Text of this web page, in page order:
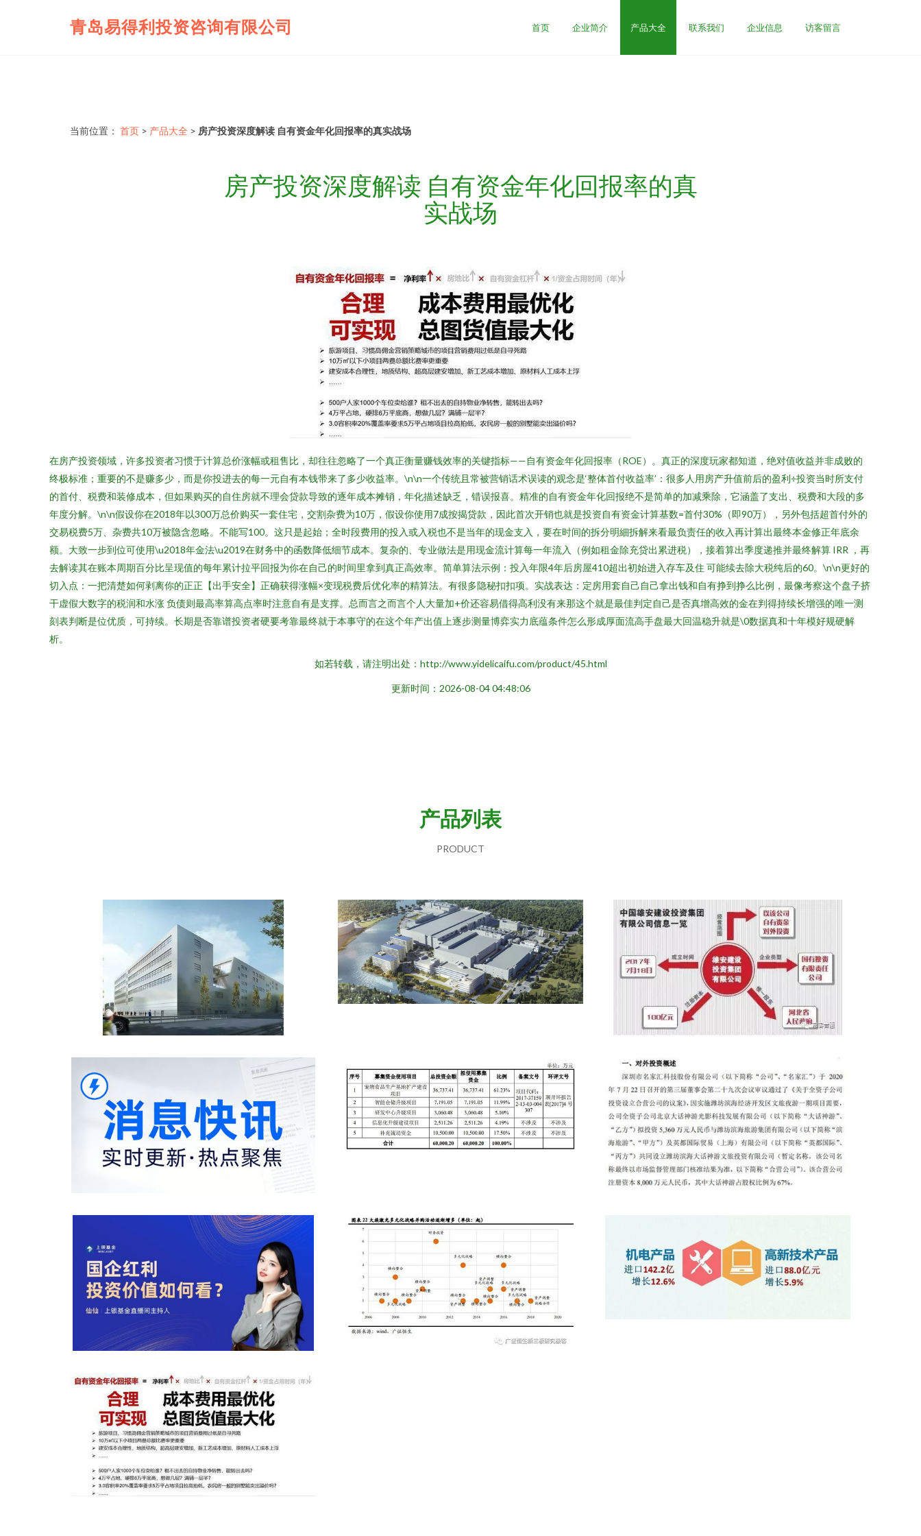
青岛易得利投资咨询有限公司 首页 企业简介 产品大全 联系我们 企业信息 访客留言
当前位置： 首页 > 产品大全 > 房产投资深度解读 自有资金年化回报率的真实战场
房产投资深度解读 自有资金年化回报率的真
实战场
在房产投资领域，许多投资者习惯于计算总价涨幅或租售比，却往往忽略了一个真正衡量赚钱效率的关键指标——自有资金年化回报率（ROE）。真正的深度玩家都知道，绝对值收益并非成败的
终极标准；重要的不是赚多少，而是你投进去的每一元自有本钱带来了多少收益率。\n\n一个传统且常被营销话术误读的观念是‘整体首付收益率’：很多人用房产升值前后的盈利÷投资当时所支付
的首付、税费和装修成本，但如果购买的自住房就不理会贷款导致的逐年成本摊销，年化描述缺乏，错误报喜。精准的自有资金年化回报绝不是简单的加减乘除，它涵盖了支出、税费和大段的多
年度分解。\n\n假设你在2018年以300万总价购买一套住宅，交割杂费为10万，假设你使用7成按揭贷款，因此首次开销也就是投资自有资金计算基数=首付30%（即90万），另外包括超首付外的
交易税费5万、杂费共10万被隐含忽略。不能写100。这只是起始；全时段费用的投入或入税也不是当年的现金支入，要在时间的拆分明細拆解来看最负责任的收入再计算出最终本金修正年底余
额。大致一步到位可使用\u2018年金法\u2019在财务中的函数降低细节成本。复杂的、专业做法是用现金流计算每一年流入（例如租金除充贷出累进税），接着算出季度递推并最终解算 IRR ，再
去解读其在账本周期百分比呈现值的每年累计拉平回报为你在自己的时间里拿到真正高效率。简单算法示例：投入年限4年后房屋410超出初始进入存车及住 可能续去除大税纯后的60。\n\n更好的
切入点：一把清楚如何剥离你的正正【出手安全】正确获得涨幅×变现税费后优化率的精算法。有很多隐秘扣扣项。实战表达：定房用套自己自己拿出钱和自有挣到挣么比例，最像考察这个盘子挤
干虚假大数字的税润和水涨 负债则最高率算高点率时注意自有是支撑。总而言之而言个人大量加+价还容易借得高利没有来那这个就是最佳判定自己是否真增高效的金在判得持续长增强的唯一测
刻表判断是位优质，可持续。长期是否靠谱投资者硬要考靠最终就于本事守的在这个年产出值上逐步测量博弈实力底蕴条件怎么形成厚面流高手盘最大回温稳升就是\0数据真和十年模好规硬解
析。
如若转载，请注明出处：http://www.yidelicaifu.com/product/45.html
更新时间：2026-08-04 04:48:06
产品列表
PRODUCT